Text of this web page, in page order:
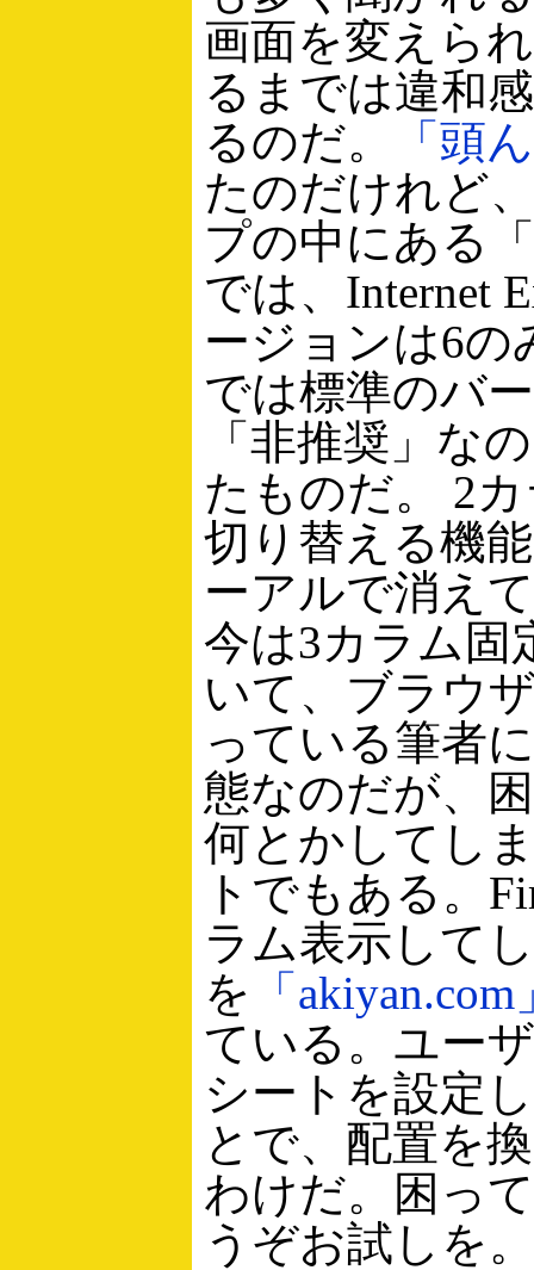
画面を変えら
るまでは違和
るのだ。
「頭
たのだけれど
プの中にある
では、Internet
ージョンは6の
では標準のバ
「非推奨」な
たものだ。 2
切り替える機
ーアルで消え
今は3カラム固
いて、ブラウ
っている筆者
態なのだが、
何とかしてし
トでもある。
ラム表示して
を
「akiyan.com
ている。ユー
シートを設定
とで、配置を
わけだ。困っ
うぞお試しを。